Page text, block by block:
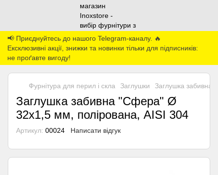
📢 Приєднуйтесь до нашого Telegram-каналу. 🔥
Ексклюзивні акції, знижки та новинки тільки для підписників:
не проґавте вигоду!
Фурнітура для перил і скла Заглушки Заглушка забивна
Заглушка забивна "Сфера" Ø
32х1,5 мм, полірована, AISI 304
Артикул: 00024 Написати відгук